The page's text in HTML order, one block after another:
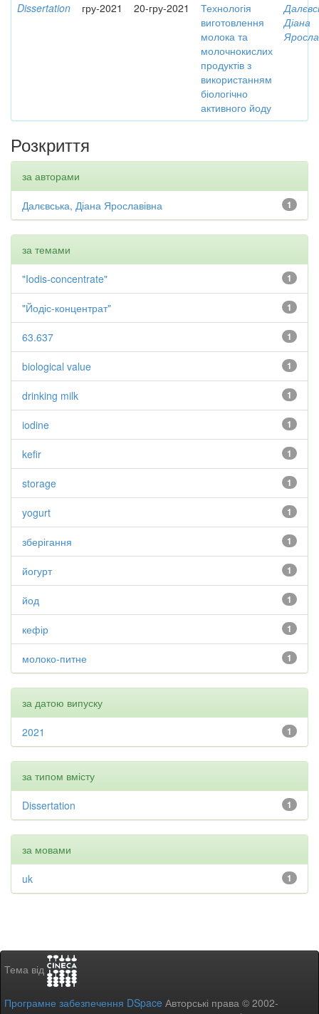
Dissertation гру-2021 20-гру-2021
Технологія
виготовлення
молока та
молочнокислих
продуктів з
використанням
біологічно
активного йоду
Діана
Розкриття
за авторами
1
Далєвська, Діана Ярославівна
за темами
1
"Iodis-concentrate"
1
"Йодіс-концентрат"
1
63.637
1
biological value
1
drinking milk
1
iodine
1
kefir
1
storage
1
yogurt
1
зберігання
1
йогурт
1
йод
1
кефір
1
молоко-питне
за датою випуску
1
2021
за типом вмісту
1
Dissertation
за мовами
1
uk
Тема від
Програмне забезпечення DSpace Авторські права © 2002-